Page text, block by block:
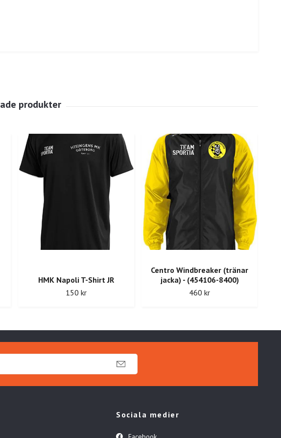
HMK Napoli T-Shirt JR
150 kr
Centro Windbreaker (tränar
jacka) - (454106-8400)
460 kr
Sociala medier